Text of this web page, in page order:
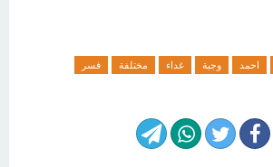
احمد وجبة غداء مختلفة
فسر